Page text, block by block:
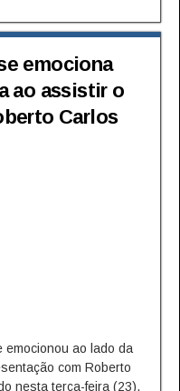
emociona
ao assistir o
Carlos
emocionou ao lado da
com Roberto
nesta terça-feira (23).